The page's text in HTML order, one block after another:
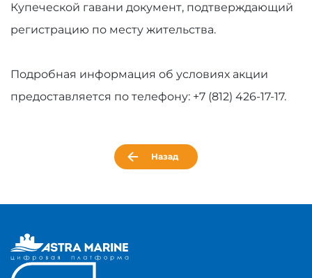
Купеческой гавани документ, подтверждающий
регистрацию по месту жительства.
Подробная информация об условиях акции
предоставляется по телефону: +7 (812) 426-17-17.
Назад